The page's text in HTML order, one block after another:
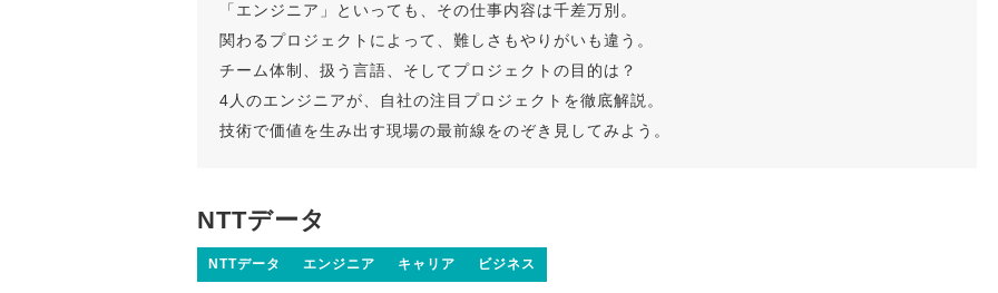
「エンジニア」といっても、その仕事内容は千差万別。
関わるプロジェクトによって、難しさもやりがいも違う。
チーム体制、扱う言語、そしてプロジェクトの目的は？
4人のエンジニアが、自社の注目プロジェクトを徹底解説。
技術で価値を生み出す現場の最前線をのぞき見してみよう。
NTTデータ
NTTデータ エンジニア キャリア ビジネス